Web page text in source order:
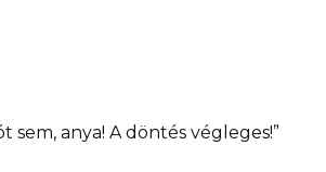
sem, anya! A döntés végleges!”